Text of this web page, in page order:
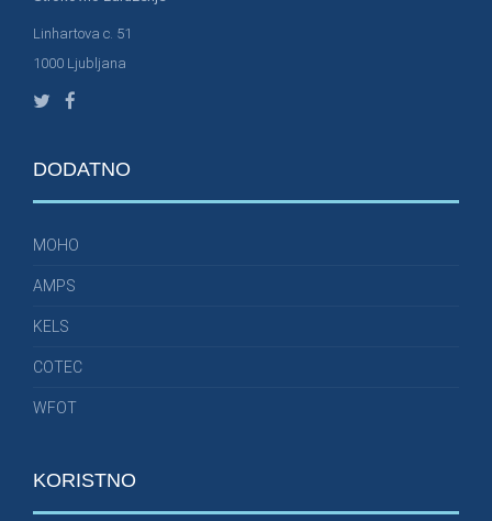
Linhartova c. 51
1000 Ljubljana
DODATNO
MOHO
AMPS
KELS
COTEC
WFOT
KORISTNO